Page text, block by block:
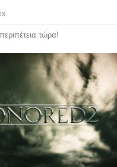
τώρα!